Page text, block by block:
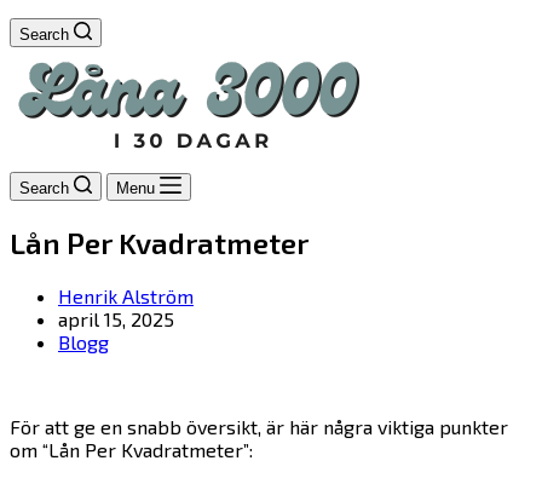
Search
Search Menu
Lån Per Kvadratmeter
Henrik Alström
april 15, 2025
Blogg
För att ge en snabb översikt, är här några viktiga punkter
om “Lån Per Kvadratmeter”: